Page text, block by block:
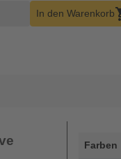
In den Warenkorb
Farben